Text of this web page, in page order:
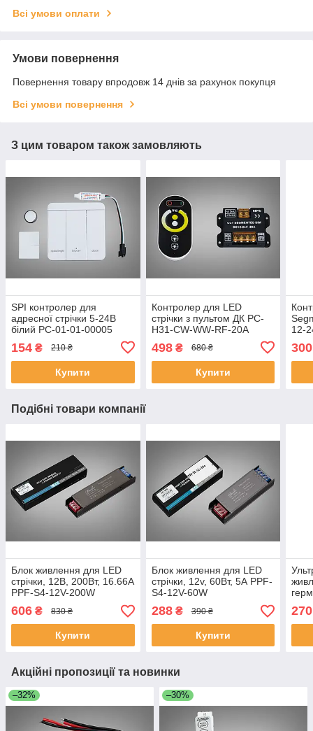
Всі умови оплати
Умови повернення
Повернення товару впродовж 14 днів за рахунок покупця
Всі умови повернення
З цим товаром також замовляють
SPI контролер для
адресної стрічки 5-24В
білий PC-01-01-00005
154 ₴ 210 ₴
Купити
Контролер для LED
стрічки з пультом ДК PC-
H31-CW-WW-RF-20A
498₴ 680 ₴
Купити
12-
300
Подібні товари компанії
Блок живлення для LED
стрічки, 12В, 200Вт, 16.66А
PPF-S4-12V-200W
606 ₴ 830 ₴
Купити
Блок живлення для LED
стрічки, 12v, 60Вт, 5А PPF-
S4-12V-60W
288₴ 390 ₴
Купити
270
Акційні пропозиції та новинки
–32% –30%